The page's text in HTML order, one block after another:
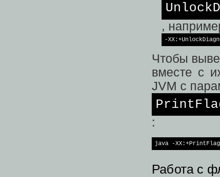
,
-
Чтобы
вместе с
JVM с
:
java -
Работа с